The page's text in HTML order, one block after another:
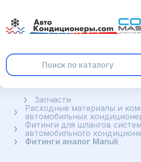
ГлавнаяЗапчасти
Расходные материалы и
автомобильных
Фитинги для шлангов
автомобильного
Фитинги аналог Manuli